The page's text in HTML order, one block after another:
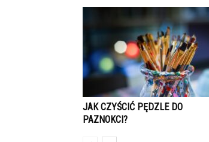
JAK CZYŚCIĆ PĘDZLE DO
PAZNOKCI?